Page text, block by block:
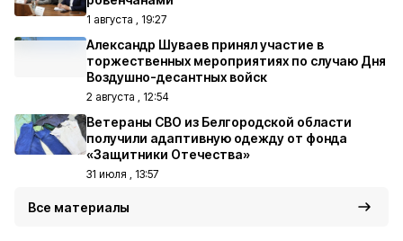
1 августа , 19:27
Александр Шуваев принял участие в
торжественных мероприятиях по случаю Дня
Воздушно-десантных войск
2 августа , 12:54
Ветераны СВО из Белгородской области
получили адаптивную одежду от фонда
«Защитники Отечества»
31 июля , 13:57
Все материалы